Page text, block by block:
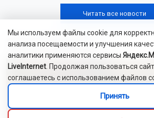
Читать все новости
Это интересно
Мы используем файлы cookie для
анализа посещаемости и улучшения
аналитики применяются сервисы
LiveInternet . Продолжая пользоваться
соглашаетесь с использованием файлов
Принять